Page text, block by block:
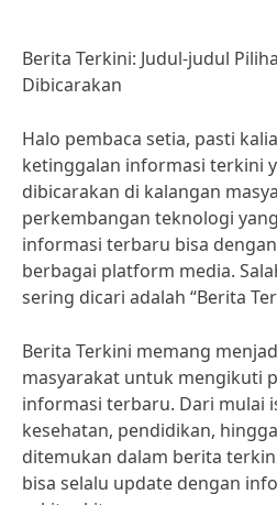
Berita Terkini: Judul-judul
Dibicarakan
Halo pembaca setia, pasti
ketinggalan informasi terkini
dibicarakan di kalangan
perkembangan teknologi
informasi terbaru bisa
berbagai platform media.
sering dicari adalah “Berita
Berita Terkini memang
masyarakat untuk mengikuti
informasi terbaru. Dari mulai
kesehatan, pendidikan,
ditemukan dalam berita
bisa selalu update dengan